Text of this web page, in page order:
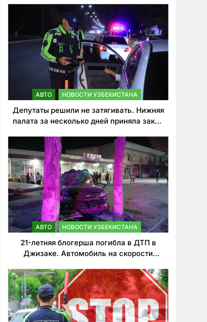
АВТО НОВОСТИ УЗБЕКИСТАНА
Депутаты решили не затягивать. Нижняя
палата за несколько дней приняла закон
нарушителей ПДД
АВТО НОВОСТИ УЗБЕКИСТАНА
21-летняя блогерша погибла в ДТП в
Джизаке. Автомобиль на скорости